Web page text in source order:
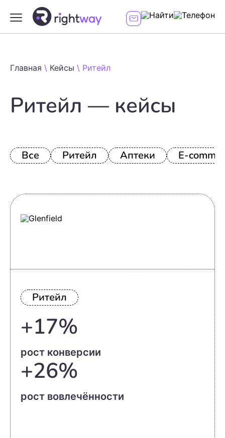
Главная \ Кейсы \ Ритейл
Ритейл — кейсы
Все Ритейл Аптеки E-
Ритейл
+17%
рост конверсии
+26%
рост вовлечённости